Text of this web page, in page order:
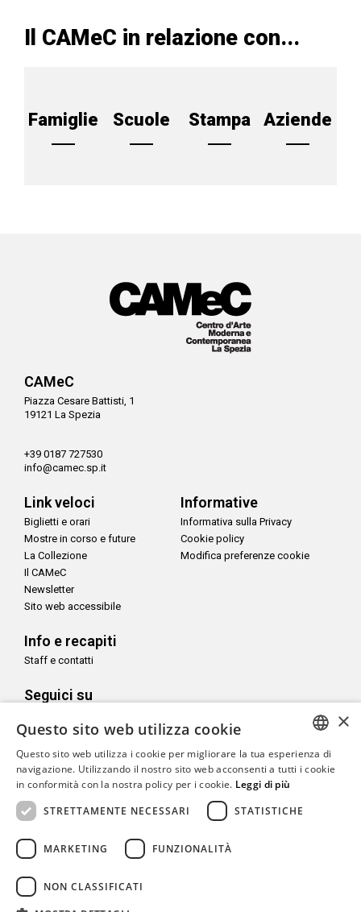
Il CAMeC in relazione con...
Famiglie Scuole Stampa Aziende
CAMeC
Piazza Cesare Battisti, 1
19121 La Spezia
+39 0187 727530
info@camec.sp.it
Link veloci
Biglietti e orari
Mostre in corso e future
La Collezione
Il CAMeC
Newsletter
Sito web accessibile
Informative
Informativa sulla Privacy
Cookie policy
Modifica preferenze cookie
Info e recapiti
Staff e contatti
Seguici su
Con il sostegno di
Copyright© CAMeC Centro d’Arte Moderna e Contemporanea La
Spezia
ITALIAN
×
Questo sito web utilizza cookie
Questo sito web utilizza i cookie per migliorare la tua esperienza di
navigazione. Utilizzando il nostro sito web acconsenti a tutti i cookie
in conformità con la nostra policy per i cookie. Leggi di più
STRETTAMENTE NECESSARI
STATISTICHE
MARKETING FUNZIONALITÀ
NON CLASSIFICATI